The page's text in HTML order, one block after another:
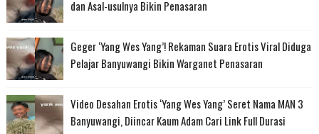
dan Asal-usulnya Bikin Penasaran
Geger ‘Yang Wes Yang’! Rekaman Suara Erotis Viral Diduga
Pelajar Banyuwangi Bikin Warganet Penasaran
Video Desahan Erotis ‘Yang Wes Yang’ Seret Nama MAN 3
Banyuwangi, Diincar Kaum Adam Cari Link Full Durasi